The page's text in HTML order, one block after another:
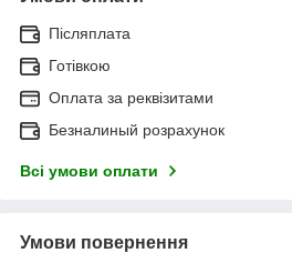
Післяплата
Готівкою
Оплата за реквізитами
Безналиный розрахунок
Всі умови оплати
Умови повернення